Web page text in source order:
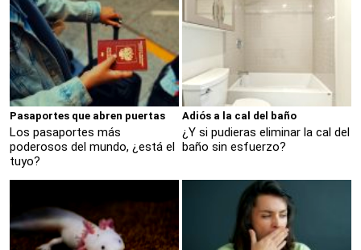
Pasaportes que abren puertas
Los pasaportes más
poderosos del mundo, ¿está el
tuyo?
Adiós a la cal del baño
¿Y si pudieras eliminar la cal del
baño sin esfuerzo?